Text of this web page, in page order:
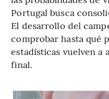
Portugal busca
El desarrollo del
comprobar hasta qué
estadísticas vuelven a
final.